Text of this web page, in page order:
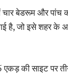
बेडरूम और पांच
है, जो इसे शहर
एकड़ की साइट